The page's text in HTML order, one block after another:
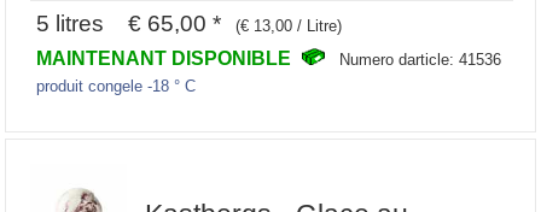
5 litres € 65,00 * (€ 13,00 / Litre)
MAINTENANT DISPONIBLE
Numero darticle: 41536
produit congele -18 ° C